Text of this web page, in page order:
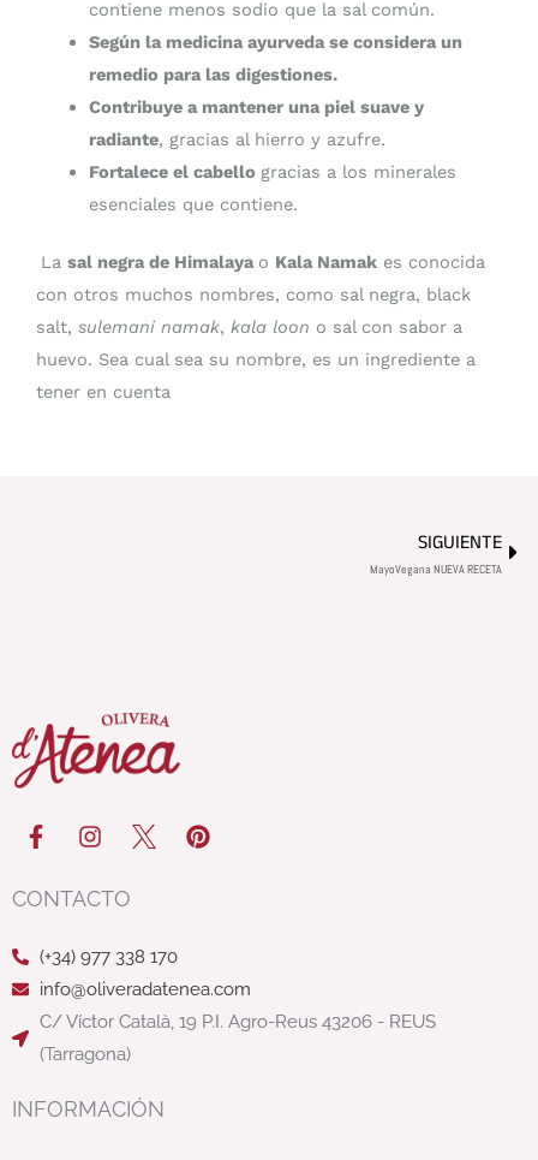
contiene menos sodio que la sal común.
Según la medicina ayurveda se considera un
remedio para las digestiones.
Contribuye a mantener una piel suave y
radiante, gracias al hierro y azufre.
Fortalece el cabello gracias a los minerales
esenciales que contiene.
La sal negra de Himalaya o Kala Namak es conocida
con otros muchos nombres, como sal negra, black
salt, sulemani namak, kala loon o sal con sabor a
huevo. Sea cual sea su nombre, es un ingrediente a
tener en cuenta
SIGUIENTE
MayoVegana NUEVA RECETA
F
a
e
o
o
k
-
I
n
t
r
a
m
P
i
s
t
CONTACTO
(+34) 977 338 170
info@oliveradatenea.com
C/ Víctor Català, 19 P.I. Agro-Reus 43206 - REUS
(Tarragona)
INFORMACIÓN